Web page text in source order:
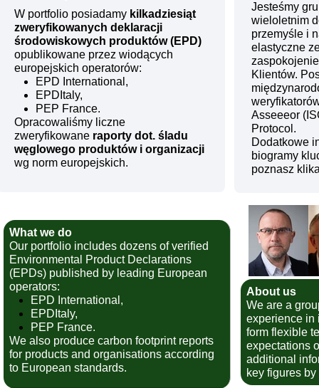
Jesteśmy
wieloletnim
przemyśle i
elastyczne
Klientów.
Asseeeor
Protocol.
Dodatkowe
biogramy
poznasz
W portfolio posiadamy kilkadziesiąt
zweryfikowanych deklaracji
środowiskowych produktów (EPD)
opublikowane przez wiodących
europejskich operatorów:
EPD International,
EPDItaly,
PEP France.
Opracowaliśmy liczne
zweryfikowane raporty dot. śladu
węglowego produktów i organizacji
wg norm europejskich.
About us
We are a
experience in
form flexible
expectations
additional
key figures
What we do
Our portfolio includes dozens of verified
Environmental Product Declarations
(EPDs) published by leading European
operators:
EPD International,
EPDItaly,
PEP France.
We also produce carbon footprint reports
for products and organisations according
to European standards.